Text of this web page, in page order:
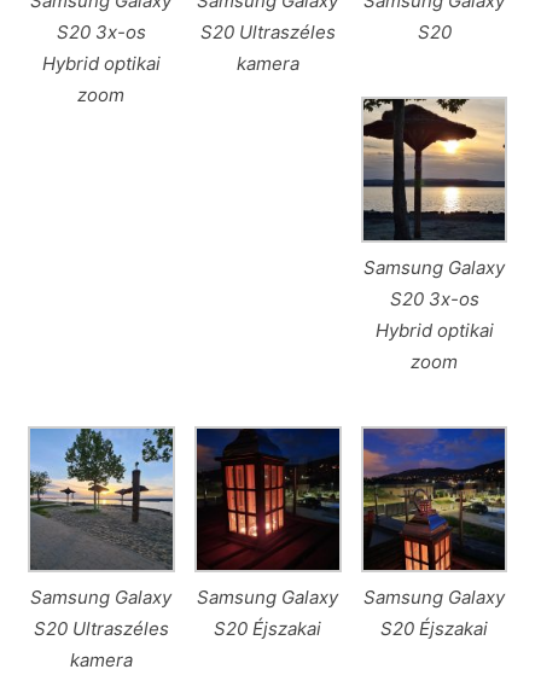
S20 3x-os
Hybrid optikai
zoom
S20 Ultraszéles
kamera
S20
Samsung Galaxy
S20 3x-os
Hybrid optikai
zoom
Samsung Galaxy
S20 Ultraszéles
kamera
Samsung Galaxy
S20 Éjszakai
Samsung Galaxy
S20 Éjszakai